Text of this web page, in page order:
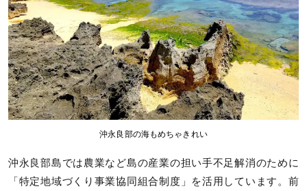
沖永良部の海もめちゃきれい
沖永良部島では農業など島の産業の担い手不足解消のために
「特定地域づくり事業協同組合制度」を活用しています。前